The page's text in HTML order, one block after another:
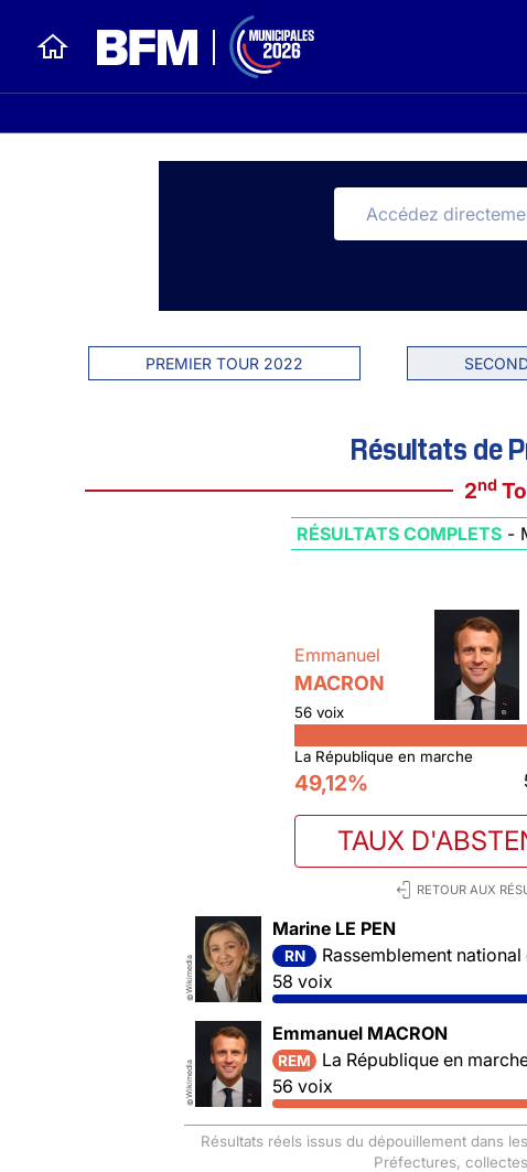
PREMIER TOUR 2022
Résultats de
2nd
RÉSULTATS COMPLETS -
Emmanuel
MACRON
56 voix
La République en marche
49,12%
TAUX
RETOUR AUX
©
Wikimedia
Marine LE PEN
RN
Rassemblement national
58 voix
©
Wikimedia
Emmanuel MACRON
REM
La République en
56 voix
Résultats réels issus du dépouillement dans
Préfectures,